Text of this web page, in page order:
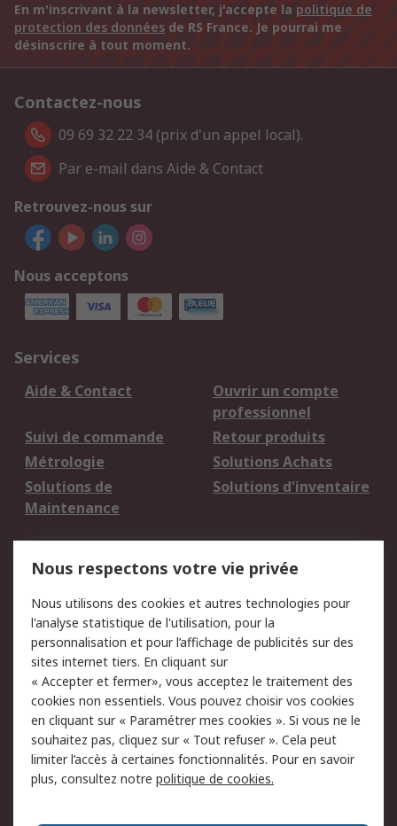
En m'inscrivant à la newsletter, j'accepte la politique de
protection des données de RS France. Je pourrai me
désinscrire à tout moment.
Contactez-nous
09 69 32 22 34 (prix d'un appel local).
Par e-mail dans Aide & Contact
Retrouvez-nous sur
Nous acceptons
Services
Aide & Contact
Ouvrir un compte
professionnel
Suivi de commande
Retour produits
Métrologie
Solutions Achats
Solutions de
Maintenance
Solutions d'inventaire
du site
Politique de protection
des données - Mise à
jour
Sécurité des E-mails
Conditions générales
de vente
Politique anti-
corruption
Campagnes marketing
A propos de RS
Nous respectons votre vie privée
Nous utilisons des cookies et autres technologies pour
l'analyse statistique de l'utilisation, pour la
personnalisation et pour l’affichage de publicités sur des
sites internet tiers. En cliquant sur
« Accepter et fermer», vous acceptez le traitement des
cookies non essentiels. Vous pouvez choisir vos cookies
en cliquant sur « Paramétrer mes cookies ». Si vous ne le
souhaitez pas, cliquez sur « Tout refuser ». Cela peut
limiter l’accès à certaines fonctionnalités. Pour en savoir
plus, consultez notre politique de cookies.